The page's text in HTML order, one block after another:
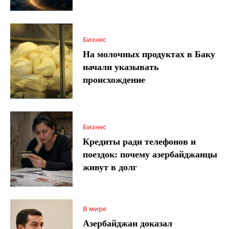
Бизнес
На молочных продуктах в Баку
начали указывать
происхождение
Бизнес
Кредиты ради телефонов и
поездок: почему азербайджанцы
живут в долг
В мире
Азербайджан доказал